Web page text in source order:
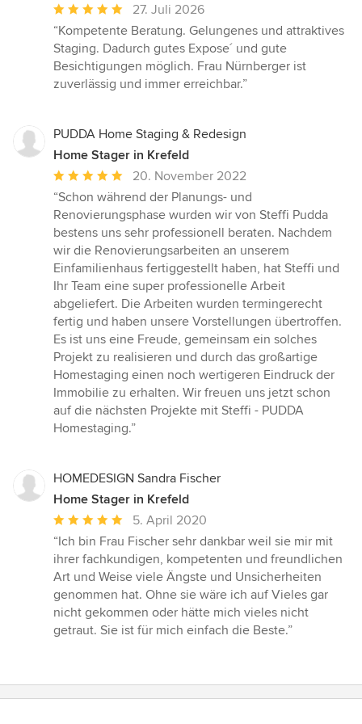
Durchschnittliche
Bewertung:
5
von
5
27. Juli 2026
“Kompetente Beratung. Gelungenes und attraktives
Staging. Dadurch gutes Expose´ und gute
Besichtigungen möglich. Frau Nürnberger ist
zuverlässig und immer erreichbar.”
PUDDA Home Staging & Redesign
Home Stager in Krefeld
Durchschnittliche
Bewertung:
5
von
5
Sternen
20. November 2022
“Schon während der Planungs- und
Renovierungsphase wurden wir von Steffi Pudda
bestens uns sehr professionell beraten. Nachdem
wir die Renovierungsarbeiten an unserem
Einfamilienhaus fertiggestellt haben, hat Steffi und
Ihr Team eine super professionelle Arbeit
abgeliefert. Die Arbeiten wurden termingerecht
fertig und haben unsere Vorstellungen übertroffen.
Es ist uns eine Freude, gemeinsam ein solches
Projekt zu realisieren und durch das großartige
Homestaging einen noch wertigeren Eindruck der
Immobilie zu erhalten. Wir freuen uns jetzt schon
auf die nächsten Projekte mit Steffi - PUDDA
Homestaging.”
HOMEDESIGN Sandra Fischer
Home Stager in Krefeld
Durchschnittliche
Bewertung:
5
von
5
Sternen
5. April 2020
“Ich bin Frau Fischer sehr dankbar weil sie mir mit
ihrer fachkundigen, kompetenten und freundlichen
Art und Weise viele Ängste und Unsicherheiten
genommen hat. Ohne sie wäre ich auf Vieles gar
nicht gekommen oder hätte mich vieles nicht
getraut. Sie ist für mich einfach die Beste.”